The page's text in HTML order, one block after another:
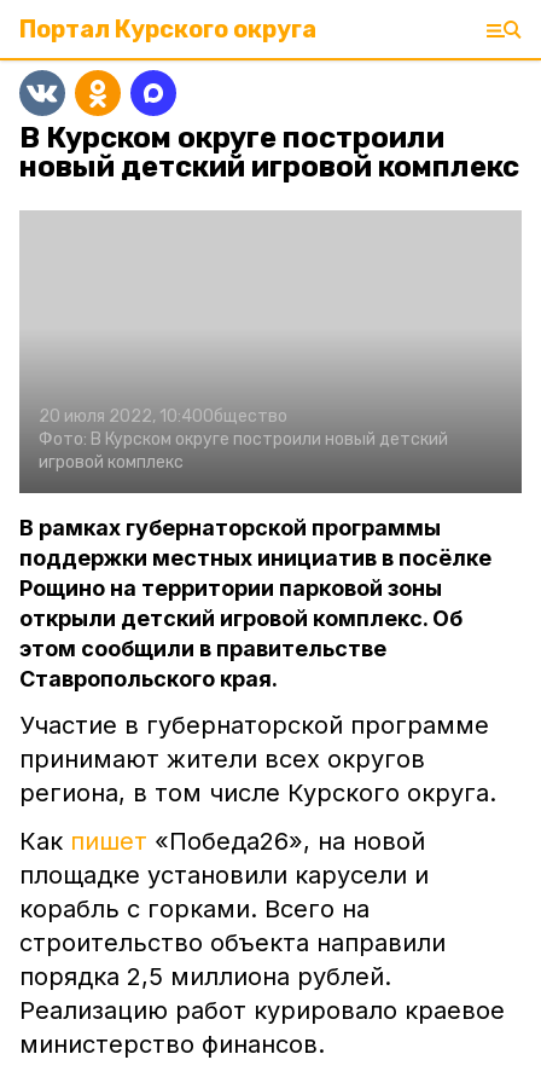
Портал Курского округа
В Курском округе построили
новый детский игровой комплекс
20 июля 2022, 10:40Общество
Фото: В Курском округе построили новый детский
игровой комплекс
В рамках губернаторской программы
поддержки местных инициатив в посёлке
Рощино на территории парковой зоны
открыли детский игровой комплекс. Об
этом сообщили в правительстве
Ставропольского края.
Участие в губернаторской программе
принимают жители всех округов
региона, в том числе Курского округа.
Как пишет «Победа26», на новой
площадке установили карусели и
корабль с горками. Всего на
строительство объекта направили
порядка 2,5 миллиона рублей.
Реализацию работ курировало краевое
министерство финансов.